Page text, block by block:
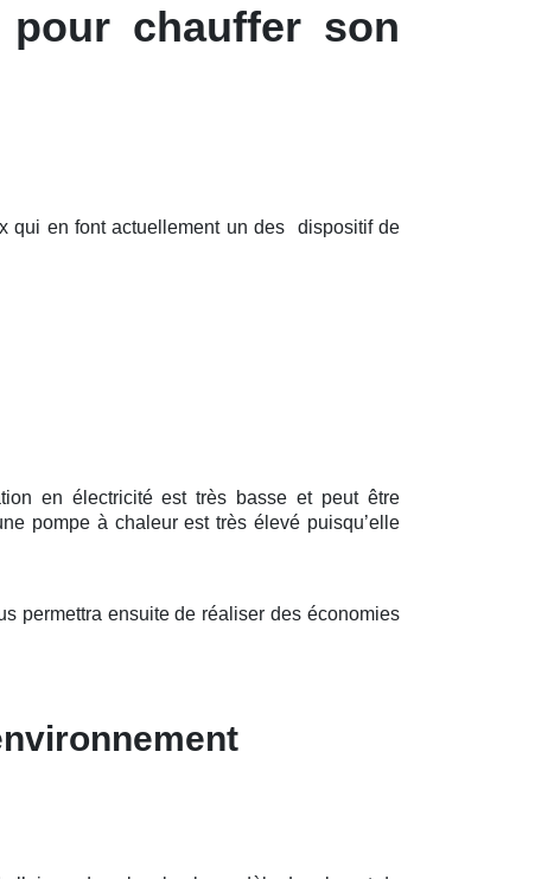
chauffer son
qui en font actuellement un des dispositif de
en électricité est très basse et peut être
pompe à chaleur est très élevé puisqu’elle
permettra ensuite de réaliser des économies